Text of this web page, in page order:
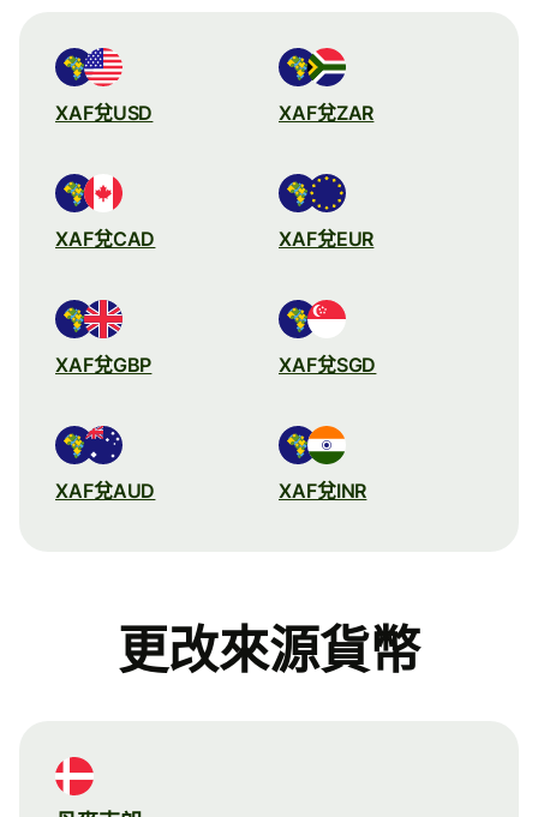
XAF兌USD XAF兌ZAR
XAF兌CAD XAF兌EUR
XAF兌GBP XAF兌SGD
XAF兌AUD XAF兌INR
更改來源貨幣